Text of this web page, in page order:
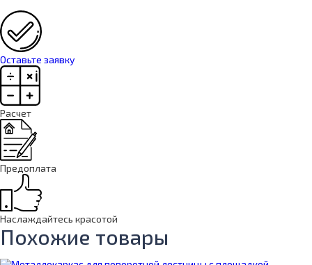
Оставьте заявку
Расчет
Предоплата
Наслаждайтесь красотой
Похожие товары